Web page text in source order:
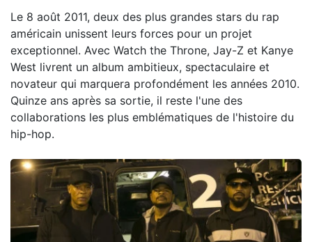
Le 8 août 2011, deux des plus grandes stars du rap
américain unissent leurs forces pour un projet
exceptionnel. Avec Watch the Throne, Jay-Z et Kanye
West livrent un album ambitieux, spectaculaire et
novateur qui marquera profondément les années 2010.
Quinze ans après sa sortie, il reste l'une des
collaborations les plus emblématiques de l'histoire du
hip-hop.